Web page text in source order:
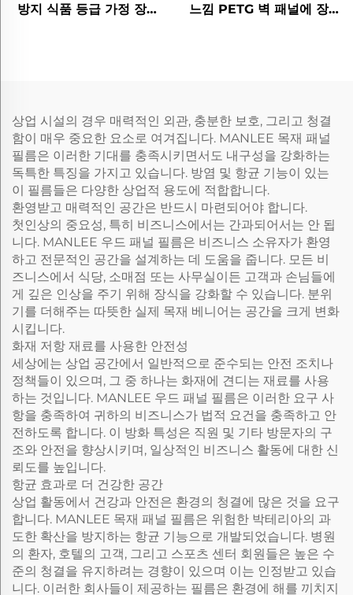
방지 식품 등급 가정 장식
느낌 PETG 벽 패널에 장식
상업 시설의 경우 매력적인 외관, 충분한 보호, 그리고 청결
함이 매우 중요한 요소로 여겨집니다. MANLEE 목재 패널
필름은 이러한 기대를 충족시키면서도 내구성을 강화하는
독특한 특징을 가지고 있습니다. 방염 및 항균 기능이 있는
이 필름들은 다양한 상업적 용도에 적합합니다.
환영받고 매력적인 공간은 반드시 마련되어야 합니다.
첫인상의 중요성, 특히 비즈니스에서는 간과되어서는 안 됩
니다. MANLEE 우드 패널 필름은 비즈니스 소유자가 환영
하고 전문적인 공간을 설계하는 데 도움을 줍니다. 모든 비
즈니스에서 식당, 소매점 또는 사무실이든 고객과 손님들에
게 깊은 인상을 주기 위해 장식을 강화할 수 있습니다. 분위
기를 더해주는 따뜻한 실제 목재 베니어는 공간을 크게 변화
시킵니다.
화재 저항 재료를 사용한 안전성
세상에는 상업 공간에서 일반적으로 준수되는 안전 조치나
정책들이 있으며, 그 중 하나는 화재에 견디는 재료를 사용
하는 것입니다. MANLEE 우드 패널 필름은 이러한 요구 사
항을 충족하여 귀하의 비즈니스가 법적 요건을 충족하고 안
전하도록 합니다. 이 방화 특성은 직원 및 기타 방문자의 구
조와 안전을 향상시키며, 일상적인 비즈니스 활동에 대한 신
뢰도를 높입니다.
항균 효과로 더 건강한 공간
상업 활동에서 건강과 안전은 환경의 청결에 많은 것을 요구
합니다. MANLEE 목재 패널 필름은 위험한 박테리아의 과
도한 확산을 방지하는 항균 기능으로 개발되었습니다. 병원
의 환자, 호텔의 고객, 그리고 스포츠 센터 회원들은 높은 수
준의 청결을 유지하려는 경향이 있으며 이는 인정받고 있습
니다. 이러한 회사들이 제공하는 필름은 환경에 해를 끼치지